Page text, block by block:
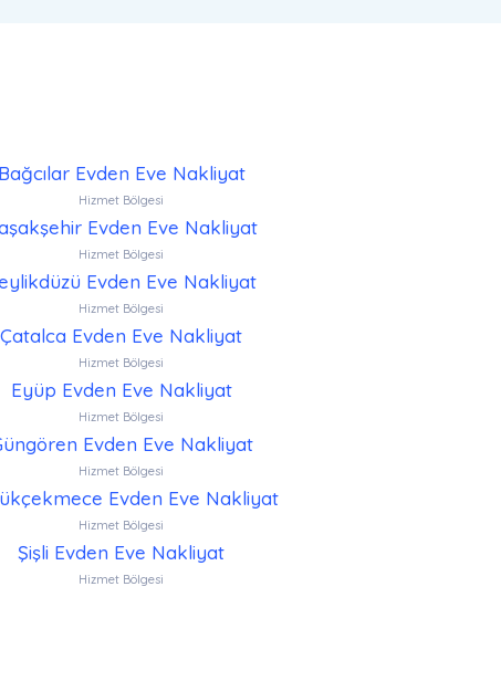
Bağcılar Evden Eve Nakliyat
Hizmet Bölgesi
Evden Eve Nakliyat
Hizmet Bölgesi
Evden Eve Nakliyat
Hizmet Bölgesi
Çatalca Evden Eve Nakliyat
Hizmet Bölgesi
Eyüp Evden Eve Nakliyat
Hizmet Bölgesi
Evden Eve Nakliyat
Hizmet Bölgesi
Evden Eve Nakliyat
Hizmet Bölgesi
Şişli Evden Eve Nakliyat
Hizmet Bölgesi